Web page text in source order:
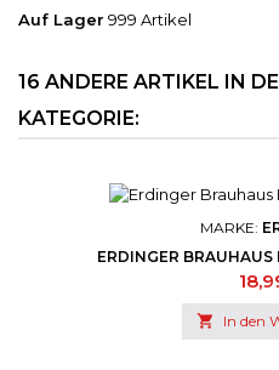
Auf Lager 999 Artikel
16 ANDERE ARTIKEL IN
KATEGORIE:
MARKE:
ERDINGER
 In den